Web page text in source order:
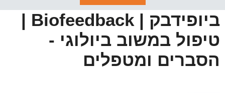
ביופידבק | Biofeedback |
טיפול במשוב ביולוגי -
הסברים ומטפלים